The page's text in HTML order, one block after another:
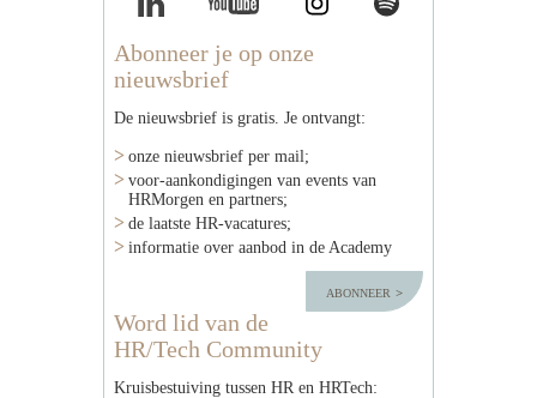
Abonneer je op onze
nieuwsbrief
De nieuwsbrief is gratis. Je ontvangt:
onze nieuwsbrief per mail;
voor-aankondigingen van events van
HRMorgen en partners;
de laatste HR-vacatures;
informatie over aanbod in de Academy
abonneer
Word lid van de
HR/Tech Community
Kruisbestuiving tussen HR en HRTech: